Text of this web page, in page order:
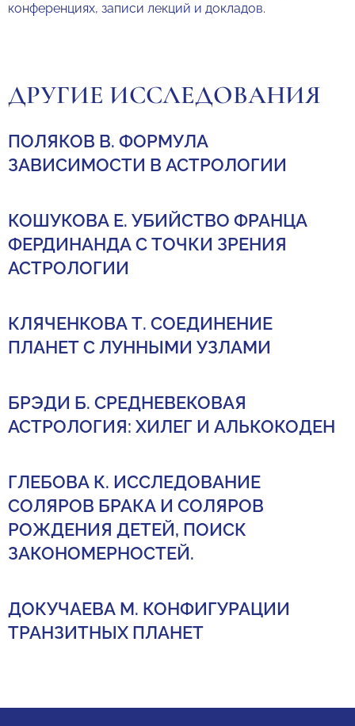
конференциях, записи лекций и докладов.
ДРУГИЕ ИССЛЕДОВАНИЯ
ПОЛЯКОВ В. ФОРМУЛА
ЗАВИСИМОСТИ В АСТРОЛОГИИ
КОШУКОВА Е. УБИЙСТВО ФРАНЦА
ФЕРДИНАНДА С ТОЧКИ ЗРЕНИЯ
АСТРОЛОГИИ
КЛЯЧЕНКОВА Т. СОЕДИНЕНИЕ
ПЛАНЕТ С ЛУННЫМИ УЗЛАМИ
БРЭДИ Б. СРЕДНЕВЕКОВАЯ
АСТРОЛОГИЯ: ХИЛЕГ И АЛЬКОКОДЕН
ГЛЕБОВА К. ИССЛЕДОВАНИЕ
СОЛЯРОВ БРАКА И СОЛЯРОВ
РОЖДЕНИЯ ДЕТЕЙ, ПОИСК
ЗАКОНОМЕРНОСТЕЙ.
ДОКУЧАЕВА М. КОНФИГУРАЦИИ
ТРАНЗИТНЫХ ПЛАНЕТ